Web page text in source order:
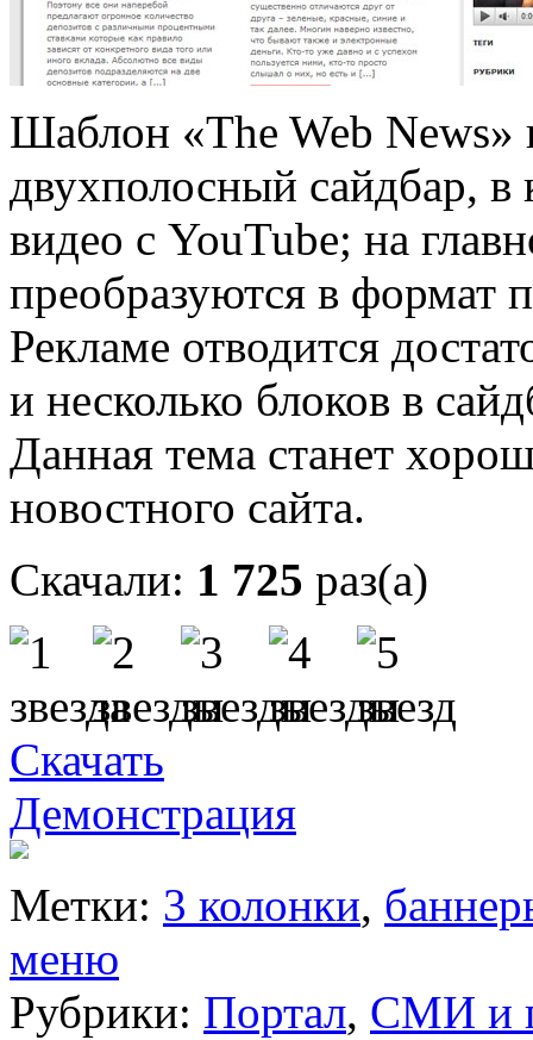
Шаблон «The Web News»
двухполосный сайдбар,
видео с YouTube; на
преобразуются в формат
Рекламе отводится
и несколько блоков в
Данная тема станет
новостного сайта.
Скачали: 1 725 раз(а)
Скачать
Демонстрация
Метки: 3 колонки,
меню
Рубрики: Портал, СМИ и